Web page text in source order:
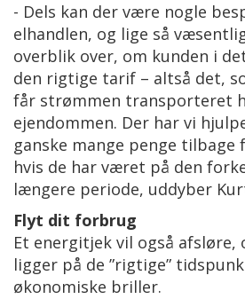
- Dels kan der være nogle
elhandlen, og lige så
overblik over, om kunden i
den rigtige tarif – altså det,
får strømmen transporteret
ejendommen. Der har vi
ganske mange penge tilbage
hvis de har været på den
længere periode, uddyber
Flyt dit forbrug
Et energitjek vil også afsløre,
ligger på de ”rigtige”
økonomiske briller.